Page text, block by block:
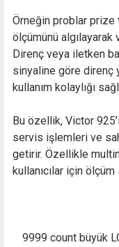
Örneğin problar
ölçümünü
Direnç veya iletken
sinyaline göre direnç
kullanım kolaylığı
Bu özellik, Victor
servis işlemleri ve
getirir. Özellikle
kullanıcılar için ölçüm
9999 count büyük